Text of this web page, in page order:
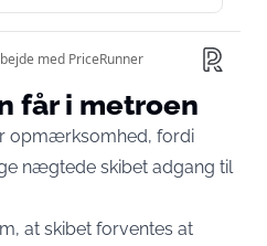
får i metroen
opmærksomhed, fordi
nægtede skibet adgang til
at skibet forventes at